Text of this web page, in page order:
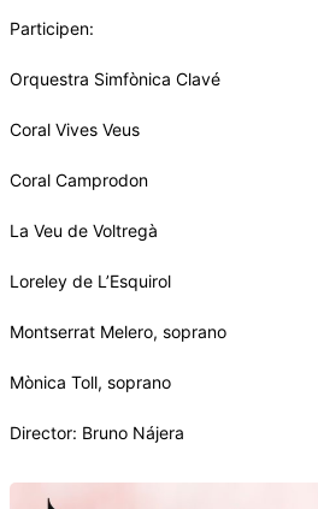
Participen:
Orquestra Simfònica Clavé
Coral Vives Veus
Coral Camprodon
La Veu de Voltregà
Loreley de L’Esquirol
Montserrat Melero, soprano
Mònica Toll, soprano
Director: Bruno Nájera